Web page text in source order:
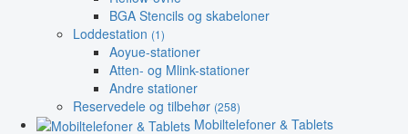
BGA Stencils og skabeloner
Loddestation (1)
Aoyue-stationer
Atten- og Mlink-stationer
Andre stationer
Reservedele og tilbehør (258)
Mobiltelefoner & Tablets